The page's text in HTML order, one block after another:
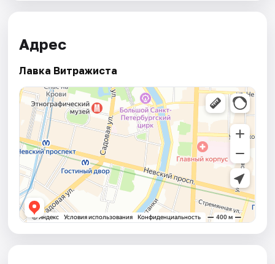
Адрес
Лавка Витражиста